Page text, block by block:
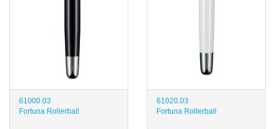
61000.03
Fortuna Rollerball
61020.03
Fortuna Rollerball